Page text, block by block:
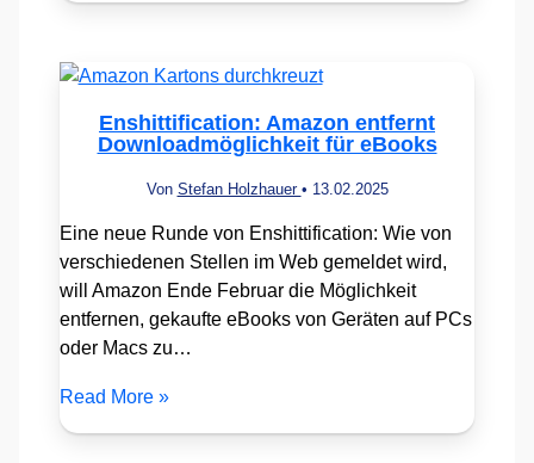
Enshittification: Amazon entfernt
Downloadmöglichkeit für eBooks
Von Stefan Holzhauer • 13.02.2025
Eine neue Runde von Enshittification: Wie von
verschiedenen Stellen im Web gemeldet wird,
will Amazon Ende Februar die Möglichkeit
entfernen, gekaufte eBooks von Geräten auf PCs
oder Macs zu…
Read More »